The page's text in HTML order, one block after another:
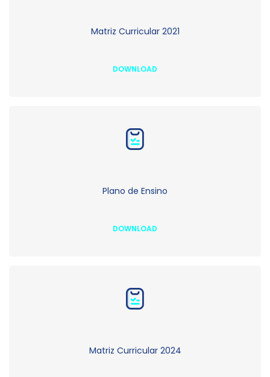
Matriz Curricular 2021
DOWNLOAD
Plano de Ensino
DOWNLOAD
Matriz Curricular 2024